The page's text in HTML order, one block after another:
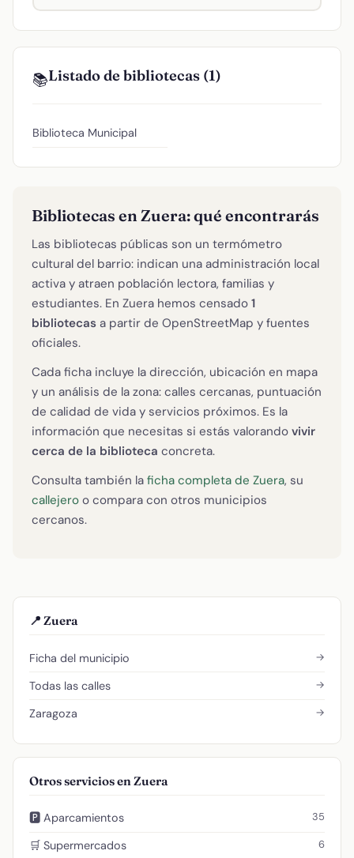
📚Listado de bibliotecas (1)
Biblioteca Municipal
Bibliotecas en Zuera: qué encontrarás
Las bibliotecas públicas son un termómetro
cultural del barrio: indican una administración local
activa y atraen población lectora, familias y
estudiantes. En Zuera hemos censado 1
bibliotecas a partir de OpenStreetMap y fuentes
oficiales.
Cada ficha incluye la dirección, ubicación en mapa
y un análisis de la zona: calles cercanas, puntuación
de calidad de vida y servicios próximos. Es la
información que necesitas si estás valorando vivir
cerca de la biblioteca concreta.
Consulta también la ficha completa de Zuera, su
callejero o compara con otros municipios
cercanos.
📍 Zuera
Ficha del municipio →
Todas las calles →
Zaragoza →
Otros servicios en Zuera
🅿️ Aparcamientos 35
🛒 Supermercados 6